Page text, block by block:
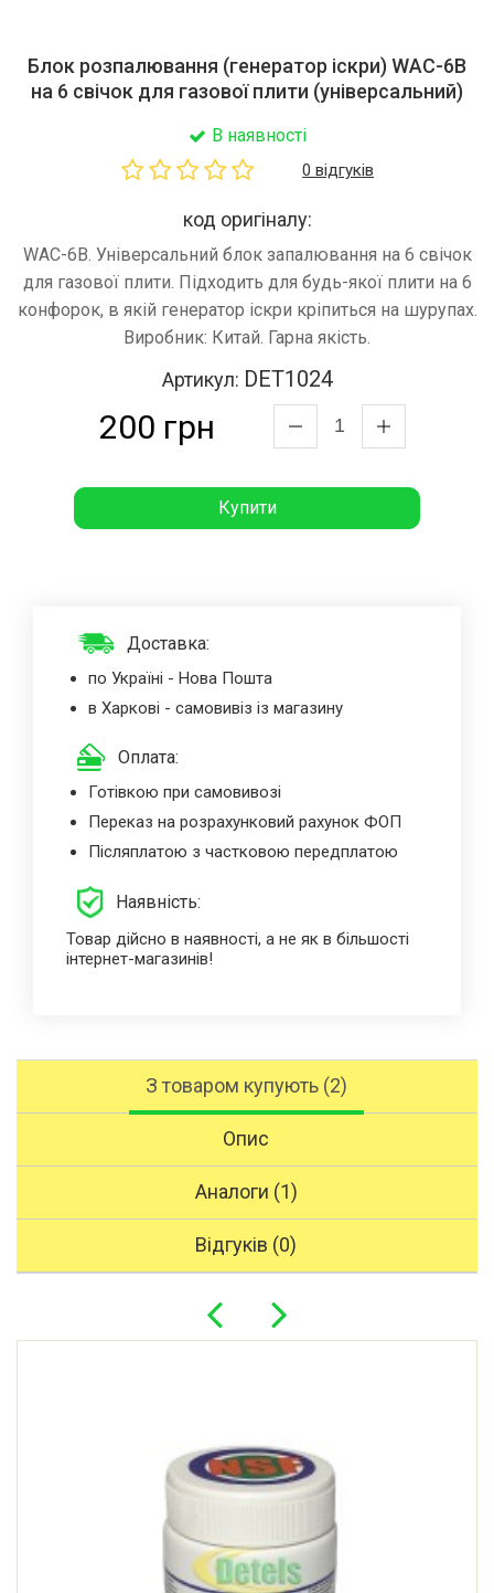
Блок розпалювання (генератор іскри) WAC-6B
на 6 свічок для газової плити (універсальний)
В наявності
0 відгуків
код оригіналу:
WAC-6B. Універсальний блок запалювання на 6 свічок
для газової плити. Підходить для будь-якої плити на 6
конфорок, в якій генератор іскри кріпиться на шурупах.
Виробник: Китай. Гарна якість.
Артикул: DET1024
200 грн
Купити
Доставка:
по Україні - Нова Пошта
в Харкові - самовивіз із магазину
Оплата:
Готівкою при самовивозі
Переказ на розрахунковий рахунок ФОП
Післяплатою з частковою передплатою
Наявність:
Товар дійсно в наявності, а не як в більшості
інтернет-магазинів!
З товаром купують (2)
Опис
Аналоги (1)
Відгуків (0)